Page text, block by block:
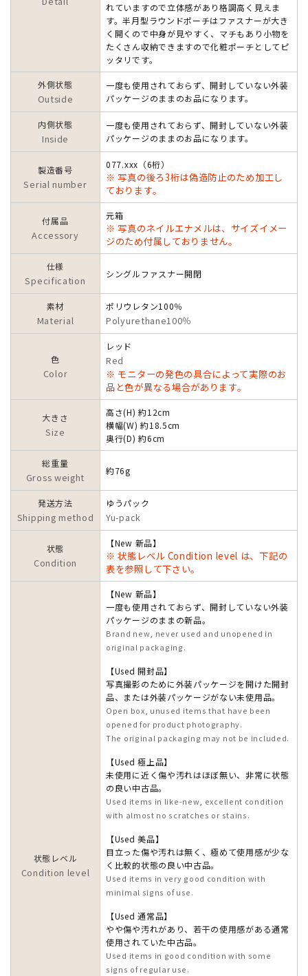
れていますので立体感があり格調高く見えま
す。半月型ラウンドポーチはファスナーが大き
く開くので中身が見やすく、マチもあり小物を
たくさん収納できますので化粧ポーチとしてピ
ッタリです。
外側状態
Outside
一度も使用されておらず、開封していない外装
パッケージのままのお品になります。
内側状態
Inside
一度も使用されておらず、開封していない外装
パッケージのままのお品になります。
製造番号
Serial number
077.xxx（6桁）
※ 写真の後ろ3桁は偽造防止のため加工し
ております。
付属品
Accessory
元箱
※ 写真のネイルエナメルは、サイズイメー
ジのため付属しておりません。
仕様
Specification
シングルファスナー開閉
素材
Material
ポリウレタン100％
Polyurethane100％
色
Color
レッド
Red
※ モニターの発色の具合によって実際のお
品と色が異なる場合があります。
大きさ
Size
高さ(H) 約12cm
横幅(W) 約18.5cm
奥行(D) 約6cm
総重量
Gross weight
約76g
発送方法
Shipping method
ゆうパック
Yu-pack
状態
Condition
【New 新品】
※ 状態レベル Condition level は、下記の
表を参照して下さい。
状態レベル
Condition level
【New 新品】
一度も使用されておらず、開封していない外装
パッケージのままの新品。
Brand new, never used and unopened in
original packaging.
【Used 開封品】
写真撮影のために外装パッケージを開けた開封
品、または外装パッケージがない未使用品。
Open box, unused items that have been
opened for product photography.
The original packaging may not be included.
【Used 極上品】
未使用に近く傷や汚れはほぼ無い、非常に状態
の良い中古品。
Used items in like-new, excellent condition
with almost no scratches or stains.
【Used 美品】
目立った傷や汚れは無く、極めて使用感が少な
く比較的状態の良い中古品。
Used items in very good condition with
minimal signs of use.
【Used 通常品】
やや傷や汚れがあり、若干の使用感がある通常
使用されていた中古品。
Used items in good condition with some
signs of regular use.